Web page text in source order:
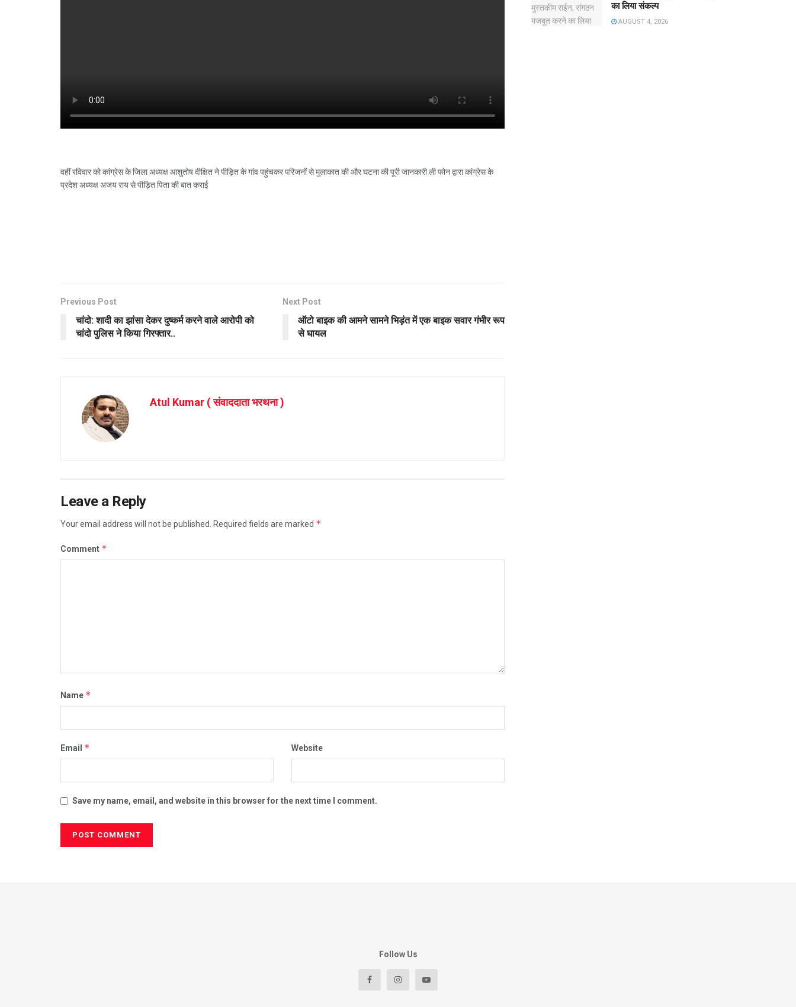
वहीं रविवार को कांग्रेस के जिला अध्यक्ष आशुतोष दीक्षित ने पीड़ित के गांव पहुंचकर परिजनों से मुलाकात की और घटना की पूरी जानकारी ली फोन द्वारा कांग्रेस के
प्रदेश अध्यक्ष अजय राय से पीड़ित पिता की बात कराई
Previous Post
चांदो: शादी का झांसा देकर दुष्कर्म करने वाले आरोपी को
चांदो पुलिस ने किया गिरफ्तार..
Next Post
ऑटो बाइक की आमने सामने भिड़ंत में एक बाइक सवार गंभीर रूप
से घायल
Atul Kumar ( संवाददाता भरथना )
Leave a Reply
Your email address will not be published. Required fields are marked *
Comment *
Name *
Email * Website
Save my name, email, and website in this browser for the next time I comment.
का लिया संकल्प
AUGUST 4, 2026
Follow Us